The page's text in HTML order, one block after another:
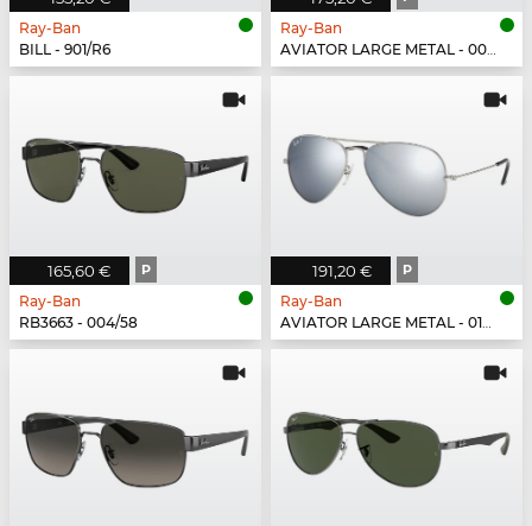
Ray-Ban
BILL - 901/R6
Ray-Ban
AVIATOR LARGE METAL - 002/48
165,60 € P
Ray-Ban
RB3663 - 004/58
191,20 € P
Ray-Ban
AVIATOR LARGE METAL - 019/W3